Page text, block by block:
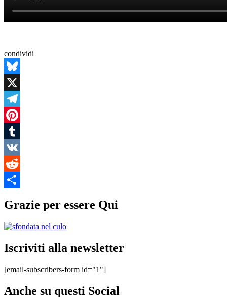
condividi
Bluesky
X
Telegram
Pinterest
Tumblr
VK
Reddit
Grazie per essere Qui
Iscriviti alla newsletter
[email-subscribers-form id="1"]
Anche su questi Social